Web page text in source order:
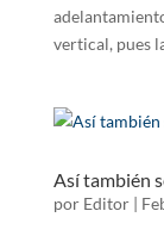
vertical, pues
Así también
por Editor|